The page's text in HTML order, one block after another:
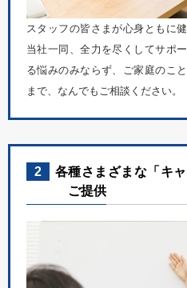
スタッフの皆さまが心身ともに
当社一同、全力を尽くしてサポ
る悩みのみならず、ご家庭のこ
まで、なんでもご相談ください。
2
各種さまざまな「キ
ご提供